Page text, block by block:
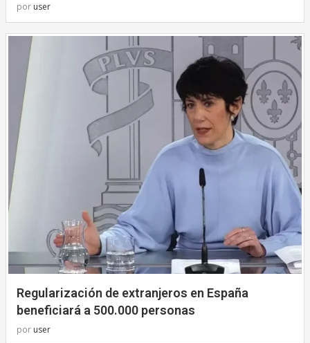
por user
Regularización de extranjeros en España
beneficiará a 500.000 personas
por user